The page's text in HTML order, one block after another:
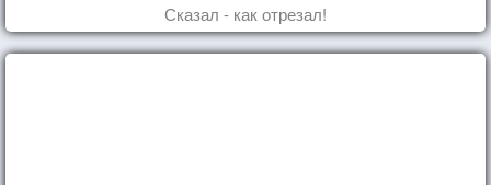
Сказал - как отрезал!